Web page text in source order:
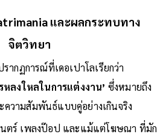
และผลกระทบทาง
จิตวิทยา
ากฏการณ์ที่เดอเปาโลเรียกว่า
หลงใหลในการแต่งงาน’ ซึ่งหมายถึง
ความสัมพันธ์แบบคู่อย่างเกินจริง
นตร์ เพลงป๊อป และแม้แต่โฆษณา ที่มัก